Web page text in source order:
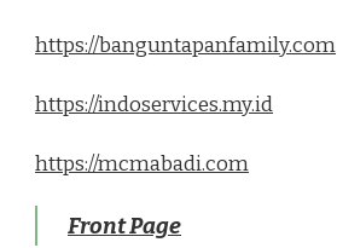
https://banguntapanfamily.com
https://indoservices.my.id
https://mcmabadi.com
Front Page